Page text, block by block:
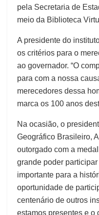
pela Secretaria de
meio da Biblioteca
A presidente do
os critérios para o
ao governador. “O
para com a nossa
merecedores dessa
marca os 100 anos
Na ocasião, o
Geográfico Brasileiro,
outorgado com a
grande poder
importante para a
oportunidade de
centenário de outros
estamos presentes e o